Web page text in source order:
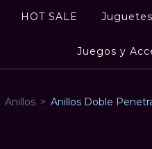
HOT SALE Juguetes
Juegos y
Anillos > Anillos Doble